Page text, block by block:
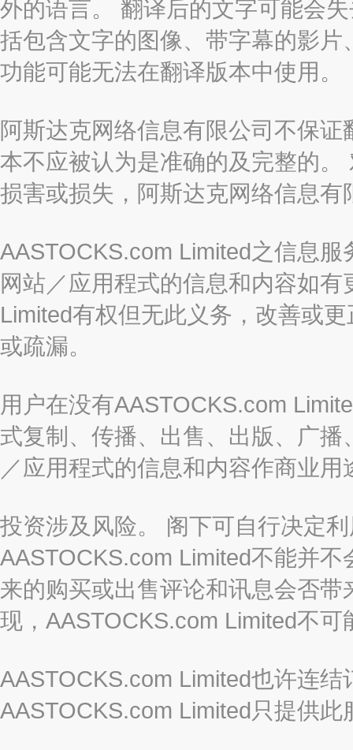
外的语言。 翻译后的文字可能会
括包含文字的图像、带字幕的影
功能可能无法在翻译版本中使用。
阿斯达克网络信息有限公司不保
本不应被认为是准确的及完整的
损害或损失，阿斯达克网络信息
AASTOCKS.com Limited之信息
网站／应用程式的信息和内容如
Limited有权但无此义务，改善或
或疏漏。
用户在没有AASTOCKS.com
式复制、传播、出售、出版、广
／应用程式的信息和内容作商业用
投资涉及风险。 阁下可自行决定
AASTOCKS.com Limited不能并
来的购买或出售评论和讯息会否
现，AASTOCKS.com Limited不
AASTOCKS.com Limited也许连
AASTOCKS.com Limited只提供